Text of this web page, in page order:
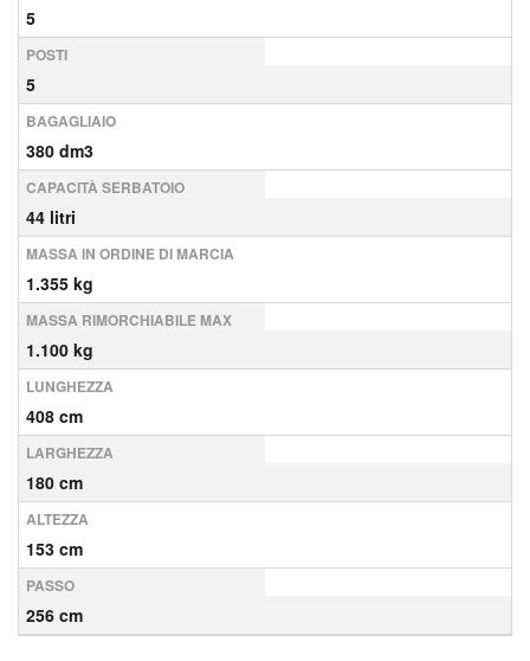
5
POSTI
5
BAGAGLIAIO
380 dm3
CAPACITÀ SERBATOIO
44 litri
MASSA IN ORDINE DI MARCIA
1.355 kg
MASSA RIMORCHIABILE MAX
1.100 kg
LUNGHEZZA
408 cm
LARGHEZZA
180 cm
ALTEZZA
153 cm
PASSO
256 cm